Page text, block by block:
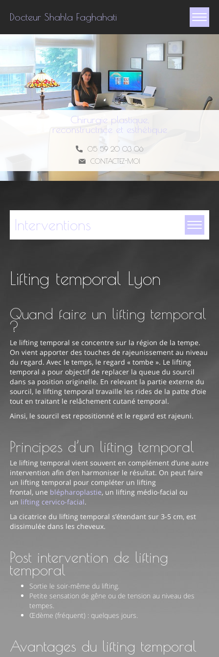
Docteur Shahla Faghahati
Chirurgie plastique,
reconstructrice et esthétique
05 59 20 03 06
CONTACTEZ-MOI
Interventions
Chirurgie esthétique du visage
Chirurgie de la silhouette
Chirurgie esthétique intime
Greffe capillaire
Chirurgie réparatrice du visage
Cryolipolyse
Médecine esthétique
Questions Fréquentes
Cabinet
Cliniques
Lifting temporal Lyon
Quand faire un lifting temporal
?
Le lifting temporal se concentre sur la région de la tempe.
On vient apporter des touches de rajeunissement au niveau
du regard. Avec le temps, le regard « tombe ». Le lifting
temporal a pour objectif de replacer la queue du sourcil
dans sa position originelle. En relevant la partie externe du
sourcil, le lifting temporal travaille les rides de la patte d’oie
tout en traitant le relâchement cutané temporal.
Ainsi, le sourcil est repositionné et le regard est rajeuni.
Principes d’un lifting temporal
Le lifting temporal vient souvent en complément d’une autre
intervention afin d’en harmoniser le résultat. On peut faire
un lifting temporal pour compléter un lifting
frontal, une blépharoplastie, un lifting médio-facial ou
un lifting cervico-facial.
La cicatrice du lifting temporal s’étendant sur 3-5 cm, est
dissimulée dans les cheveux.
Post intervention de lifting
temporal
Sortie le soir-même du lifting.
Petite sensation de gêne ou de tension au niveau des
tempes.
Œdème (fréquent) : quelques jours.
Avantages du lifting temporal